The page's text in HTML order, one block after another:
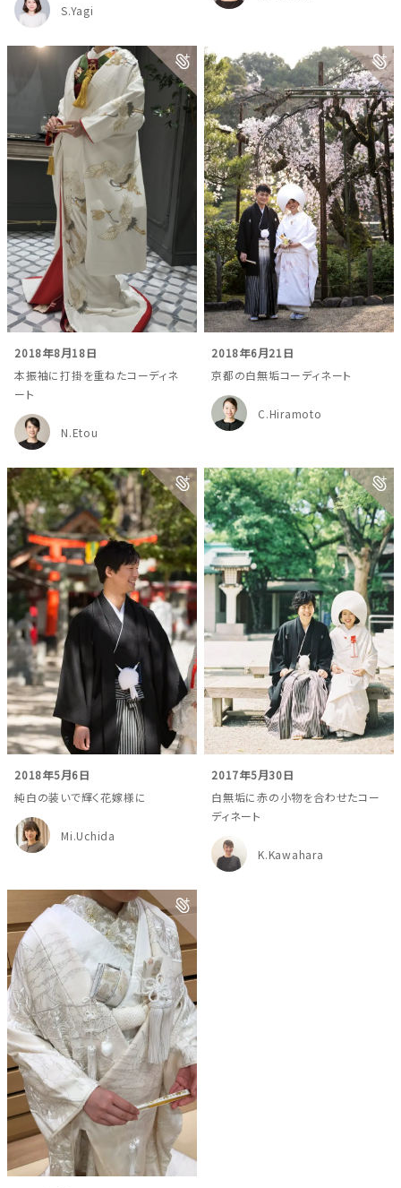
S.Yagi
2018年8月18日
本振袖に打掛を重ねたコーディネ
ート
N.Etou
2018年6月21日
京都の白無垢コーディネート
C.Hiramoto
2018年5月6日
純白の装いで輝く花嫁様に
Mi.Uchida
2017年5月30日
白無垢に赤の小物を合わせたコー
ディネート
K.Kawahara